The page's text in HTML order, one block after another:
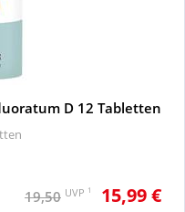
D 12 Tabletten
19,50 UVP 1 15,99 €